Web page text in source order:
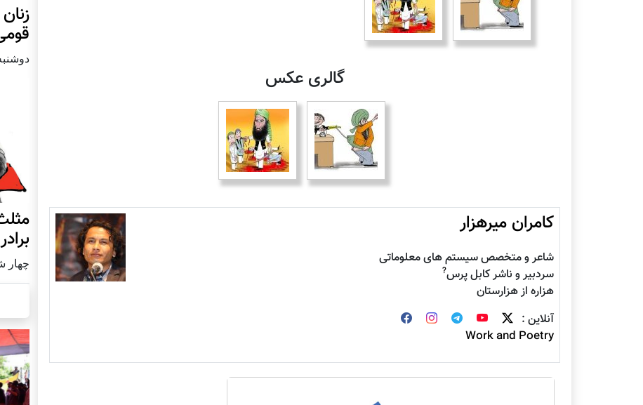
گالری عکس
کامران میرهزار
شاعر و متخصص سیستم های معلوماتی
سردبیر و ناشر کابل پرس?
هزاره از هزارستان
آنلاین :
Work and Poetry
دوشنبه24 جنوری
چهار شنبه3